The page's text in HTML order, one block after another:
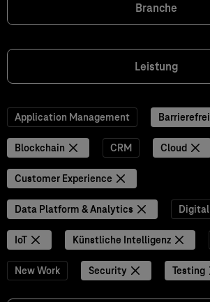
Branche
Leistung
Application Management
Blockchain CRM Cloud
Customer Experience
Data Platform & Analytics
IoT Künstliche Intelligenz
New Work Security Testing